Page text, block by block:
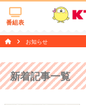
番組表
お知らせ
新着記事一覧